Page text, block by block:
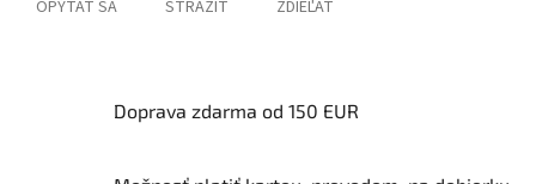
OPÝTAŤ SA STRÁŽIŤ ZDIEĽAŤ
Doprava zdarma od 150 EUR